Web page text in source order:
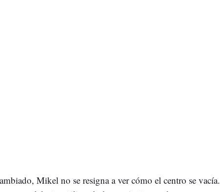
Mikel no se resigna a ver cómo el centro se vacía.